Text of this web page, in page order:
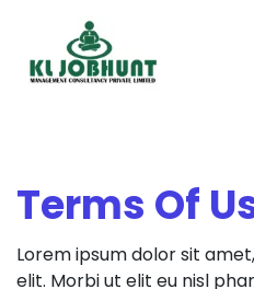
Terms Of
Lorem ipsum dolor sit
elit. Morbi ut elit eu nisl